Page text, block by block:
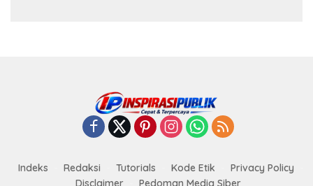
Indeks Redaksi Tutorials Kode Etik
Privacy Policy
Disclaimer
Pedoman Media Siber